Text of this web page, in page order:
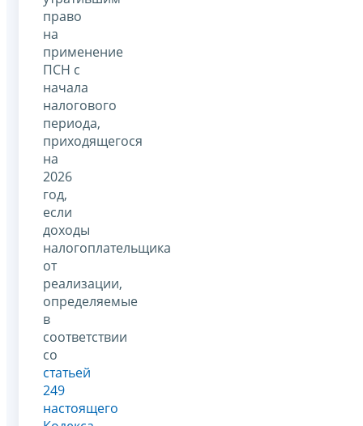
право
на
применение
ПСН с
начала
налогового
периода,
приходящегося
на
2026
год,
если
доходы
налогоплательщика
от
реализации,
определяемые
в
соответствии
со
статьей
249
настоящего